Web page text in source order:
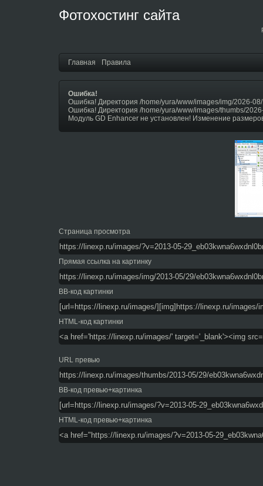
Фотохостинг сайта
Главная Правила
Ошибка!
Ошибка! Директория /home/yura/www/images/img/2026-
Ошибка! Директория /home/yura/www/images/thumbs/
Модуль GD Enhancer не установлен! Изменение
Страница просмотра
Прямая ссылка на картинку
BB-код картинки
HTML-код картинки
URL превью
BB-код превью+картинка
HTML-код превью+картинка